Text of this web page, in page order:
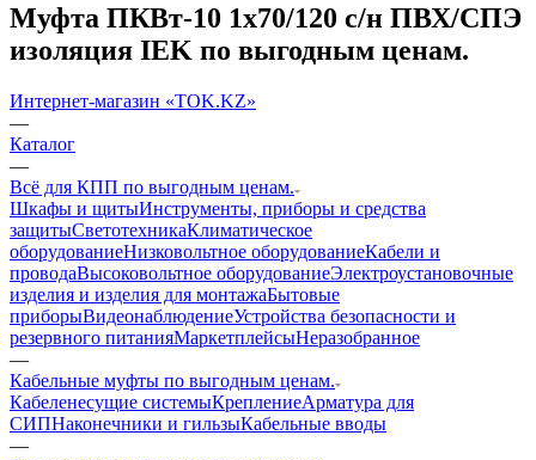
Муфта ПКВт-10 1х70/120 с/н ПВХ/СПЭ
изоляция IEK по выгодным ценам.
Интернет-магазин «TOK.KZ»
—
Каталог
—
Всё для КПП по выгодным ценам.
Шкафы и щитыИнструменты, приборы и средства
защитыСветотехникаКлиматическое
оборудованиеНизковольтное оборудованиеКабели и
проводаВысоковольтное оборудованиеЭлектроустановочные
изделия и изделия для монтажаБытовые
приборыВидеонаблюдениеУстройства безопасности и
резервного питанияМаркетплейсыНеразобранное
—
Кабельные муфты по выгодным ценам.
Кабеленесущие системыКреплениеАрматура для
СИПНаконечники и гильзыКабельные вводы
—